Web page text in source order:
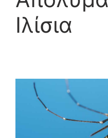
Ιλίσια